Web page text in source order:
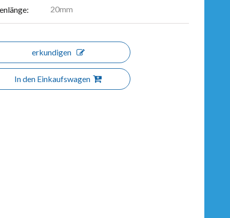
20mm
erkundigen
In den Einkaufswagen